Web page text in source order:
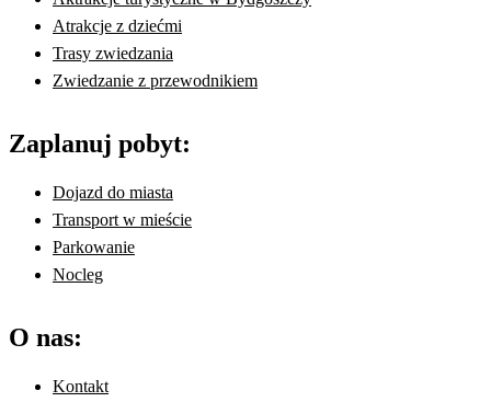
Atrakcje z dziećmi
Trasy zwiedzania
Zwiedzanie z przewodnikiem
Zaplanuj pobyt:
Dojazd do miasta
Transport w mieście
Parkowanie
Nocleg
O nas:
Kontakt